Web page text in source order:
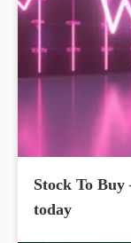
Stock To
today